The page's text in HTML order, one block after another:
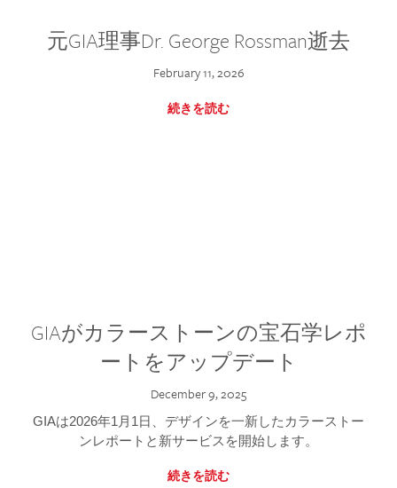
元GIA理事Dr. George Rossman逝去
February 11, 2026
続きを読む
GIAがカラーストーンの宝石学レポ
ートをアップデート
December 9, 2025
GIAは2026年1月1日、デザインを一新したカラーストー
ンレポートと新サービスを開始します。
続きを読む